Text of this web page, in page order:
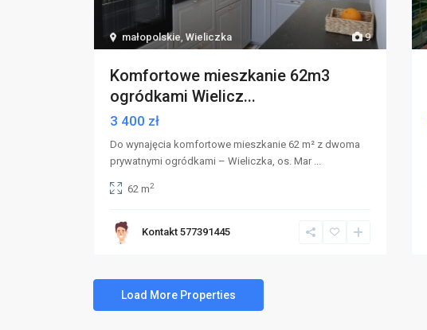
9
małopolskie Wieliczka
Komfortowe mieszkanie 62m3
ogródkami Wielicz...
3 400 zł
Do wynajęcia komfortowe mieszkanie 62 m² z dwoma
prywatnymi ogródkami – Wieliczka, os. Mar
62 m2
Kontakt 577391445